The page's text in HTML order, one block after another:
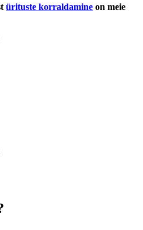
ürituste korraldamine on meie